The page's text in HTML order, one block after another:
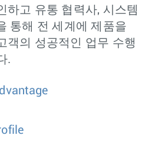
하고 유통 협력사, 시스템
통해 전 세계에 제품을
객의 성공적인 업무 수행
.